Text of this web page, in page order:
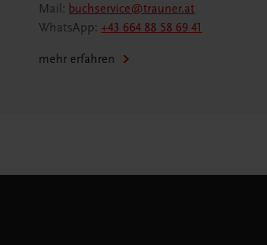
Mail: buchservice@trauner.at
WhatsApp:+43 664 88 58 69 41
mehr erfahren